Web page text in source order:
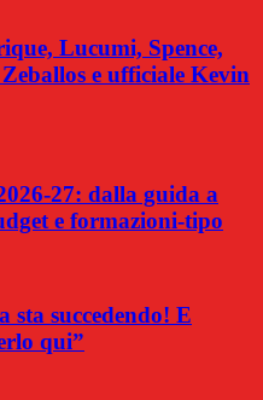
Lucumi, Spence,
e ufficiale Kevin
27: dalla guida a
e formazioni-tipo
sta succedendo! E
qui”